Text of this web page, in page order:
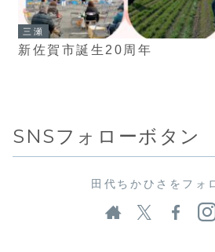
三瀬
新佐賀市誕生20周年
SNSフォローボタン
田代ちかひさをフォ